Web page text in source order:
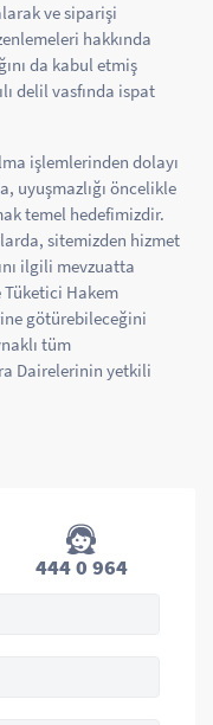
ve siparişi
hakkında
da kabul etmiş
delil vasfında ispat
işlemlerinden dolayı
uyuşmazlığı öncelikle
temel hedefimizdir.
sitemizden hizmet
ilgili mevzuatta
Tüketici Hakem
götürebileceğini
tüm
Dairelerinin yetkili
444 0 964